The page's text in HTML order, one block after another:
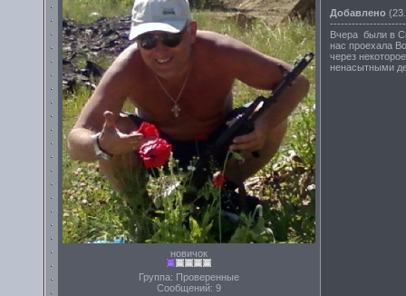
новичок
Группа: Проверенные
Сообщений: 9
Добавлено
Вчера были в
нас проехала
через
ненасытными